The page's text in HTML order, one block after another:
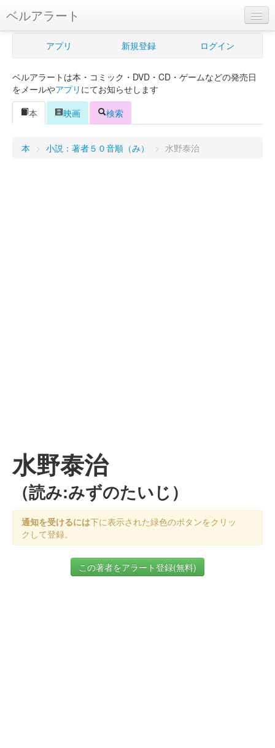
ベルアラート
ベルアラートとは
新規登録
ログイン
アプリ 新規登録 ログイン
ベルアラートは本・コミック・DVD・CD・ゲームなどの発売日
をメールやアプリ にてお知らせします
本
映画 検索
本 > 小説：著者５０音順（み） > 水野泰治
水野泰治
（読み:みずのたいじ）
通知を受けるには下に表示された緑色のボタンをクリッ
クして登録。
この著者をアラート登録(無料)